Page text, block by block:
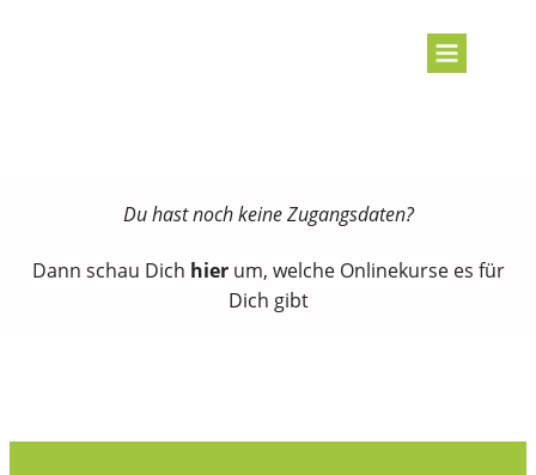
Du hast noch keine Zugangsdaten?
Dann schau Dich hierum, welche Onlinekurse es für
Dich gibt